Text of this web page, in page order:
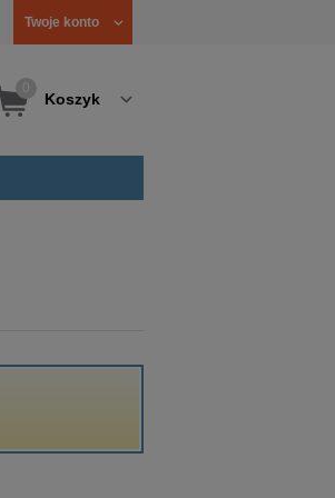
Twoje konto
Koszyk